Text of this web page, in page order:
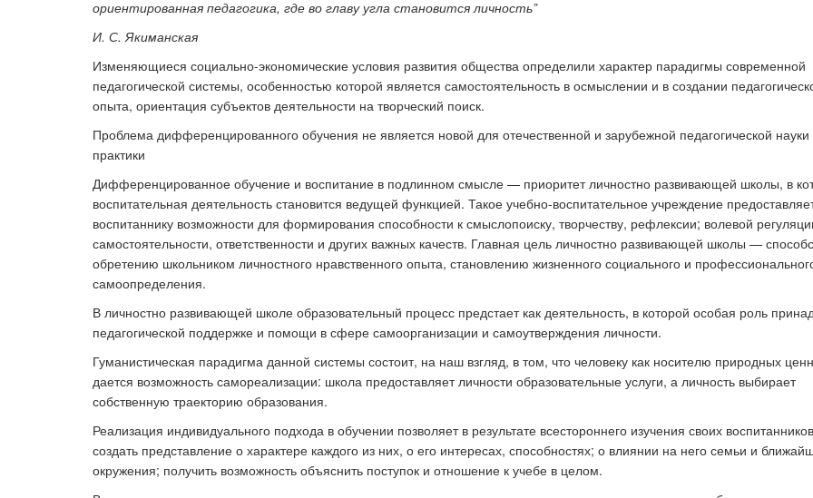
ориентированная педагогика, где во главу угла становится личность”
И. С. Якиманская
Изменяющиеся социально-экономические условия развития общества определили характер парадигмы современной
педагогической системы, особенностью которой является самостоятельность в осмыслении и в создании
опыта, ориентация субъектов деятельности на творческий поиск.
Проблема дифференцированного обучения не является новой для отечественной и зарубежной педагогической науки
практики
Дифференцированное обучение и воспитание в подлинном смысле — приоритет личностно развивающей школы, в
воспитательная деятельность становится ведущей функцией. Такое учебно-воспитательное учреждение
воспитаннику возможности для формирования способности к смыслопоиску, творчеству, рефлексии; волевой
самостоятельности, ответственности и других важных качеств. Главная цель личностно развивающей школы —
обретению школьником личностного нравственного опыта, становлению жизненного социального и
самоопределения.
В личностно развивающей школе образовательный процесс предстает как деятельность, в которой особая роль
педагогической поддержке и помощи в сфере самоорганизации и самоутверждения личности.
Гуманистическая парадигма данной системы состоит, на наш взгляд, в том, что человеку как носителю природных
дается возможность самореализации: школа предоставляет личности образовательные услуги, а личность выбирает
собственную траекторию образования.
Реализация индивидуального подхода в обучении позволяет в результате всестороннего изучения своих воспитанников
создать представление о характере каждого из них, о его интересах, способностях; о влиянии на него семьи и
окружения; получить возможность объяснить поступок и отношение к учебе в целом.
конкурсов